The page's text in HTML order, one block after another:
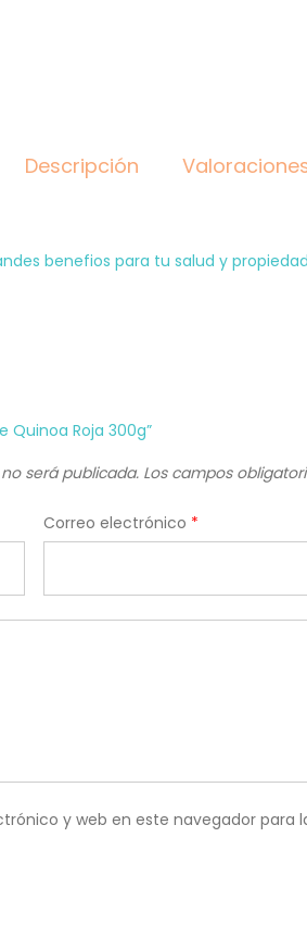
Descripción
benefios para tu salud y
Quinoa Roja 300g”
será publicada. Los campos
Correo electrónico *
y web en este navegador para